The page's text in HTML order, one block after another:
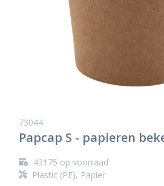
73044
Papcap S - papieren
43175 op voorraad
Plastic (PE), Papier